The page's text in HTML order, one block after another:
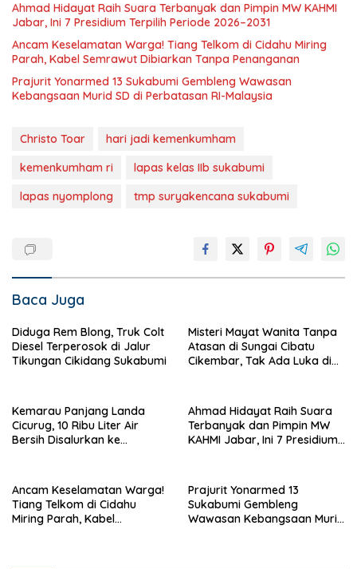
Ahmad Hidayat Raih Suara Terbanyak dan Pimpin MW KAHMI
Jabar, Ini 7 Presidium Terpilih Periode 2026–2031
Ancam Keselamatan Warga! Tiang Telkom di Cidahu Miring
Parah, Kabel Semrawut Dibiarkan Tanpa Penanganan
Prajurit Yonarmed 13 Sukabumi Gembleng Wawasan
Kebangsaan Murid SD di Perbatasan RI-Malaysia
Christo Toar
hari jadi kemenkumham
kemenkumham ri
lapas kelas IIb sukabumi
lapas nyomplong
tmp suryakencana sukabumi
Baca Juga
Diduga Rem Blong, Truk Colt
Diesel Terperosok di Jalur
Tikungan Cikidang Sukabumi
Misteri Mayat Wanita Tanpa
Atasan di Sungai Cibatu
Cikembar, Tak Ada Luka di
Kemarau Panjang Landa
Cicurug, 10 Ribu Liter Air
Bersih Disalurkan ke
Ahmad Hidayat Raih Suara
Terbanyak dan Pimpin MW
KAHMI Jabar, Ini 7 Presidium
Ancam Keselamatan Warga!
Tiang Telkom di Cidahu
Miring Parah, Kabel
Prajurit Yonarmed 13
Sukabumi Gembleng
Wawasan Kebangsaan Murid